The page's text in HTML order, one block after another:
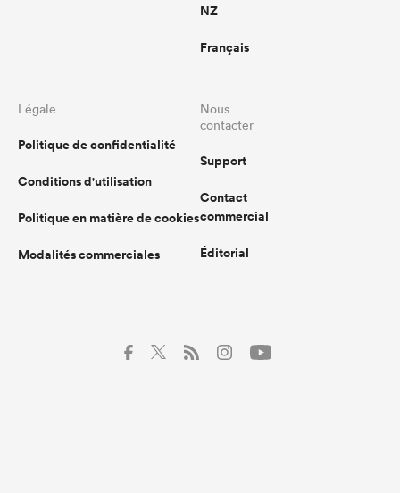
NZ
Français
Légale
Politique de confidentialité
Conditions d'utilisation
Politique en matière de cookies
Modalités commerciales
Nous
contacter
Support
Contact
commercial
Éditorial